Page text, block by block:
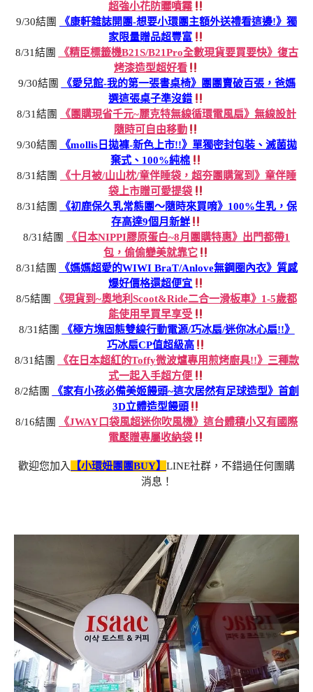
超強小花防曬噴霧
9/30結團
《康軒雜誌開團-想要小環團主額外送禮看這邊!》獨
家限量贈品超豐富
8/31結團
《精臣標籤機B21S/B21Pro全數現貨要買要快》復古
烤漆造型超好看
9/30結團
《愛兒館-我的第一張書桌椅》團團賣破百張，爸媽
選這張桌子準沒錯
8/31結團
《團購現省千元~麗克特無線循環電風扇》無線設計
隨時可自由移動
9/30結團
《mollis日拋褲-新色上市!!》單獨密封包裝、滅菌拋
棄式、100%純棉
8/31結團
《十月被/山山枕/童伴睡袋，超夯團購駕到》童伴睡
袋上市贈可愛提袋
8/31結團
《初鹿保久乳常態團～隨時來買唷》100%生乳，保
存高達9個月新鮮
8/31結團
《日本NIPPI膠原蛋白~8月團購特惠》出門都帶1
包，偷偷變美就靠它
8/31結團
《媽媽超愛的WIWI BraT/Anlove無鋼圈內衣》質感
爆好價格還超便宜
8/5結團
《現貨到~奧地利Scoot&Ride二合一滑板車》1-5歲都
能使用早買早享受
8/31結團
《極方塊固態雙線行動電源/巧冰扇/迷你冰心扇!!》
巧冰扇CP值超級高
8/31結團
《在日本超紅的Toffy微波爐專用煎烤廚具!!》三種款
式一起入手超方便
8/2結團
《家有小孩必備美姬饅頭~這次居然有足球造型》首創
3D立體造型饅頭
8/16結團
《JWAY口袋風超迷你吹風機》這台體積小又有國際
電壓贈專屬收納袋
歡迎您加入 【小環妞團團BUY】 LINE社群，不錯過任何團購
消息！